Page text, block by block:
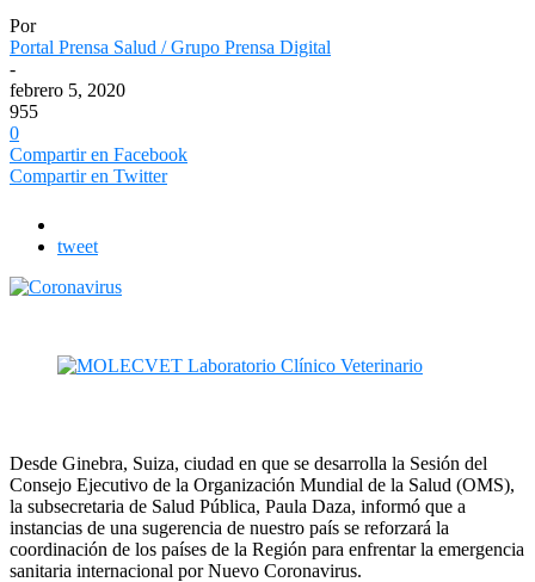
Por
Portal Prensa Salud / Grupo Prensa Digital
-
febrero 5, 2020
955
0
Compartir en Facebook
Compartir en Twitter
tweet
Desde Ginebra, Suiza, ciudad en que se desarrolla la Sesión del
Consejo Ejecutivo de la Organización Mundial de la Salud (OMS),
la subsecretaria de Salud Pública, Paula Daza, informó que a
instancias de una sugerencia de nuestro país se reforzará la
coordinación de los países de la Región para enfrentar la emergencia
sanitaria internacional por Nuevo Coronavirus.